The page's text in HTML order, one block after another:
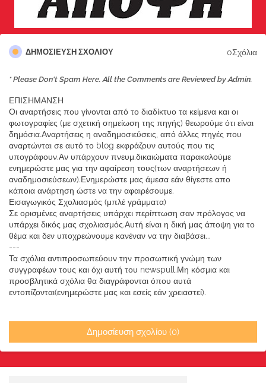
ΔΗΜΟΣΊΕΥΣΗ ΣΧΟΛΊΟΥ 0Σχόλια
* Please Don't Spam Here. All the Comments are Reviewed by Admin.
ΕΠΙΣΗΜΑΝΣΗ
Οι αναρτήσεις που γίνονται από το διαδίκτυο τα κείμενα και οι
φωτογραφίες (με σχετική σημείωση της πηγής) θεωρούμε ότι είναι
δημόσια.Αναρτήσεις η αναδημοσιεύσεις, από άλλες πηγές που
αναρτώνται σε αυτό το blog εκφράζουν αυτούς που τις
υπογράφουν.Αν υπάρχουν πνευμ.δικαιώματα παρακαλούμε
ενημερώστε μας για την αφαίρεση τους(των αναρτήσεων ή
αναδημοσιεύσεων).Ενημερώστε μας άμεσα εάν θίγεστε απο
κάποια ανάρτηση ώστε να την αφαιρέσουμε.
Εισαγωγικός Σχολιασμός (μπλέ γράμματα)
Σε ορισμένες αναρτήσεις υπάρχει περίπτωση σαν πρόλογος να
υπάρχει δικός μας σχολιασμός.Αυτή είναι η δική μας άποψη για το
θέμα και δεν υποχρεώνουμε κανέναν να την διαβάσει...
---
Τα σχόλια αντιπροσωπεύουν την προσωπική γνώμη των
συγγραφέων τους και όχι αυτή του newspull.Μη κόσμια και
προσβλητικά σχόλια θα διαγράφονται όπου αυτά
εντοπίζονται(ενημερώστε μας και εσείς εάν χρειαστεί).
Δημοσίευση σχολίου (0)